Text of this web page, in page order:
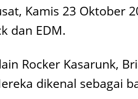
Kamis 23 Oktober
dan EDM.
Rocker Kasarunk,
dikenal sebagai